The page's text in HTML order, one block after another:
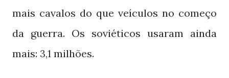
mais cavalos do que veículos no começo
da guerra. Os soviéticos usaram ainda
mais: 3,1 milhões.